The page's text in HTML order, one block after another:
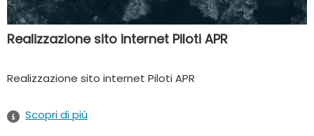
Realizzazione sito internet Piloti APR
Realizzazione sito internet Piloti APR
Scopri di piú